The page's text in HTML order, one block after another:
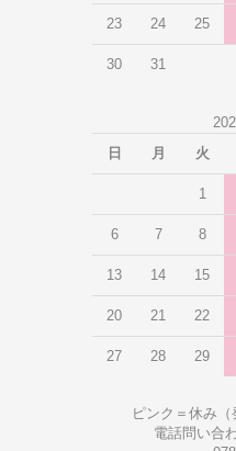
23 24 25
30 31
日
月 火
1
6 7 8
13 14 15
20 21 22
27 28 29
ピンク＝休み（
電話問い合